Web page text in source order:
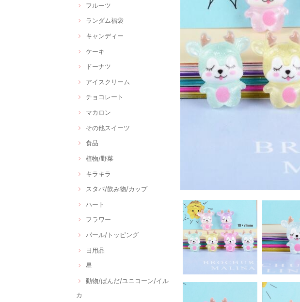
フルーツ
ランダム福袋
キャンディー
ケーキ
ドーナツ
アイスクリーム
チョコレート
マカロン
その他スイーツ
食品
植物/野菜
キラキラ
スタバ/飲み物/カップ
ハート
フラワー
パール/トッピング
日用品
星
動物/ぱんだ/ユニコーン/イル
カ